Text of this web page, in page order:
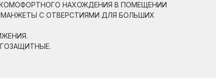
НАХОЖДЕНИЯ В ПОМЕЩЕНИИ
С ОТВЕРСТИЯМИ ДЛЯ БОЛЬШИХ